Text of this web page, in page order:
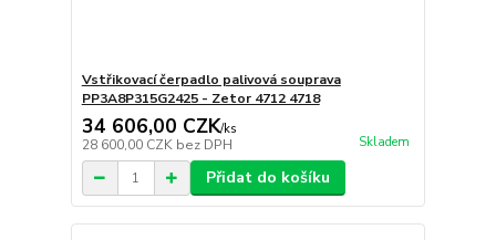
Vstřikovací čerpadlo palivová souprava
PP3A8P315G2425 - Zetor 4712 4718
34 606,00 CZK/ks
28 600,00 CZK bez DPH Skladem
Přidat do košíku